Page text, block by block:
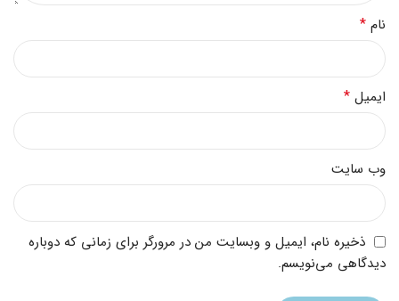
نام *
ایمیل *
وب‌ سایت
ذخیره نام، ایمیل و وبسایت من در مرورگر برای زمانی که دوباره
دیدگاهی می‌نویسم.